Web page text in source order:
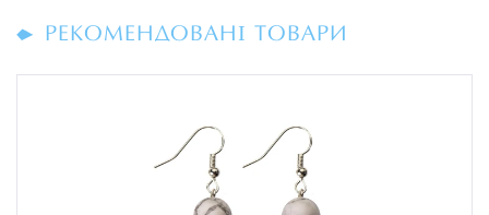
РЕКОМЕНДОВАНІ ТОВАРИ